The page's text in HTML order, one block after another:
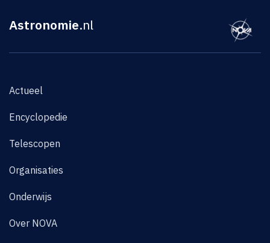
Astronomie.nl
Actueel
Encyclopedie
Telescopen
Organisaties
Onderwijs
Over NOVA